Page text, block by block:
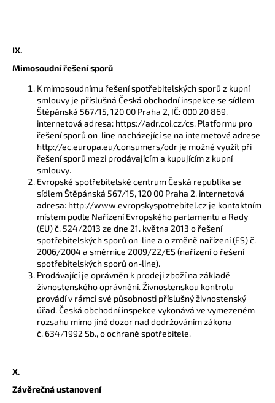
IX.
Mimosoudní řešení sporů
K mimosoudnímu řešení spotřebitelských sporů z kupní
smlouvy je příslušná Česká obchodní inspekce se sídlem
Štěpánská 567/15, 120 00 Praha 2, IČ: 000 20 869,
internetová adresa: https://adr.coi.cz/cs. Platformu pro
řešení sporů on-line nacházející se na internetové adrese
http://ec.europa.eu/consumers/odr je možné využít při
řešení sporů mezi prodávajícím a kupujícím z kupní
smlouvy.
Evropské spotřebitelské centrum Česká republika se
sídlem Štěpánská 567/15, 120 00 Praha 2, internetová
adresa: http://www.evropskyspotrebitel.cz je kontaktním
místem podle Nařízení Evropského parlamentu a Rady
(EU) č. 524/2013 ze dne 21. května 2013 o řešení
spotřebitelských sporů on-line a o změně nařízení (ES) č.
2006/2004 a směrnice 2009/22/ES (nařízení o řešení
spotřebitelských sporů on-line).
Prodávající je oprávněn k prodeji zboží na základě
živnostenského oprávnění. Živnostenskou kontrolu
provádí v rámci své působnosti příslušný živnostenský
úřad. Česká obchodní inspekce vykonává ve vymezeném
rozsahu mimo jiné dozor nad dodržováním zákona
č. 634/1992 Sb., o ochraně spotřebitele.
X.
Závěrečná ustanovení